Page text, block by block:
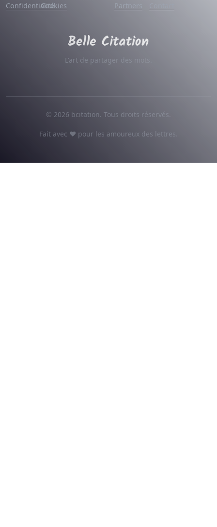
ConfidentialitéCookies Partners
L'art de partager des mots.
© 2026 bcitation. Tous droits réservés.
Fait avec ♥ pour les amoureux des lettres.